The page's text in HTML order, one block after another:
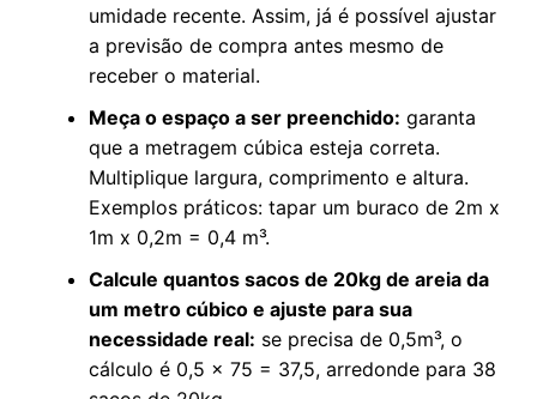
umidade recente. Assim, já é possível ajustar
a previsão de compra antes mesmo de
receber o material.
Meça o espaço a ser preenchido: garanta
que a metragem cúbica esteja correta.
Multiplique largura, comprimento e altura.
Exemplos práticos: tapar um buraco de 2m x
1m x 0,2m = 0,4 m³.
Calcule quantos sacos de 20kg de areia da
um metro cúbico e ajuste para sua
necessidade real: se precisa de 0,5m³, o
cálculo é 0,5 x 75 = 37,5, arredonde para 38